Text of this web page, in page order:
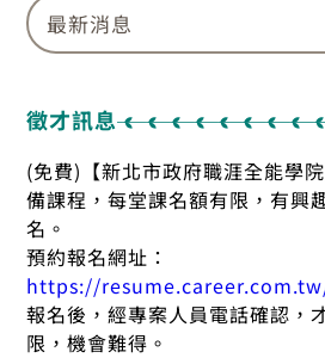
最新消息
徵才訊息
(免費)【新北市政府職涯全能學
備課程，每堂課名額有限，有興
名。
預約報名網址：
https://
報名後，經專案人員電話確認，
限，機會難得。